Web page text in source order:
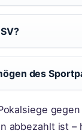
des
abbezahlt ist